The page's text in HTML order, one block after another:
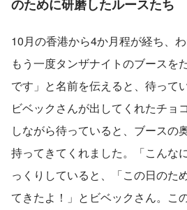
のために研磨したルースたち
10月の香港から4か月程が経ち、わ
もう一度タンザナイトのブースを
です」と名前を伝えると、待って
ビベックさんが出してくれたチョ
しながら待っていると、ブースの
持ってきてくれました。「こんな
っくりしていると、「この日のた
てきたよ！」とビベックさん。こ